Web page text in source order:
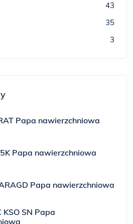
43
35
3
Papa nawierzchniowa
Papa nawierzchniowa
Papa nawierzchniowa
KSO SN Papa